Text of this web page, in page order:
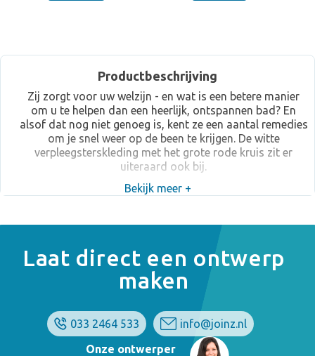
Productbeschrijving
Zij zorgt voor uw welzijn - en wat is een betere manier
om u te helpen dan een heerlijk, ontspannen bad? En
alsof dat nog niet genoeg is, kent ze een aantal remedies
om je snel weer op de been te krijgen. De witte
verpleegsterskleding met het grote rode kruis zit er
uiteraard ook bij.
Bekijk meer +
Laat direct een ontwerp
maken
033 2464 533
info@joinz.nl
Onze ontwerper